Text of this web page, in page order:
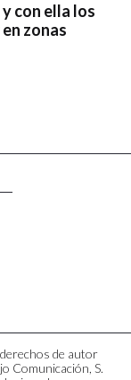
con ella los
zonas
de autor
Comunicación, S.